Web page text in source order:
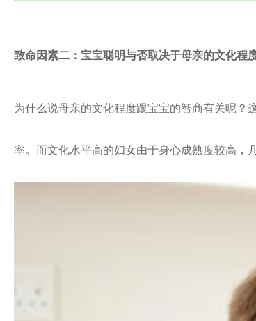
致命因素二：宝宝聪明与否取决于母亲的文化程度
为什么说母亲的文化程度跟宝宝的智商有关呢
率。而文化水平高的妇女由于身心成熟度较高，